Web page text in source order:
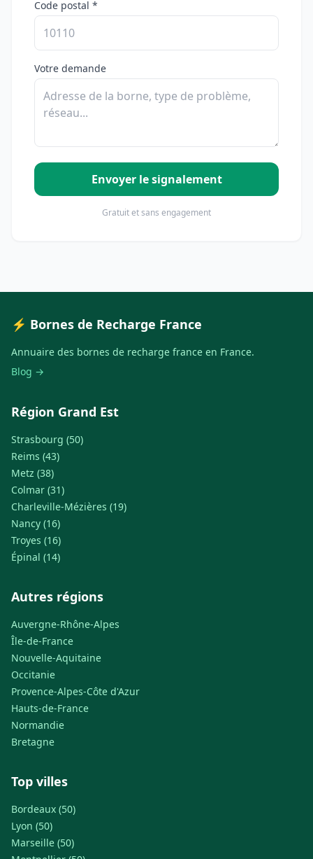
Code postal *
Votre demande
Envoyer le signalement
Gratuit et sans engagement
⚡ Bornes de Recharge France
Annuaire des bornes de recharge france en France.
Blog →
Région Grand Est
Strasbourg (50)
Reims (43)
Metz (38)
Colmar (31)
Charleville-Mézières (19)
Nancy (16)
Troyes (16)
Épinal (14)
Autres régions
Auvergne-Rhône-Alpes
Île-de-France
Nouvelle-Aquitaine
Occitanie
Provence-Alpes-Côte d'Azur
Hauts-de-France
Normandie
Bretagne
Top villes
Bordeaux (50)
Lyon (50)
Marseille (50)